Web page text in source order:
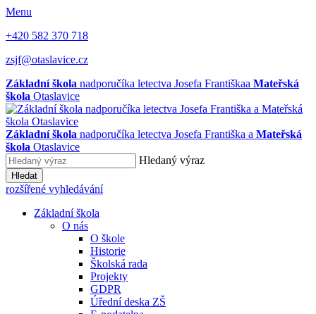
Menu
+420 582 370 718
zsjf@otaslavice.cz
Základní škola nadporučíka letectva Josefa Františkaa Mateřská
škola Otaslavice
Základní škola nadporučíka letectva Josefa Františka a Mateřská
škola Otaslavice
Hledaný výraz
Hledat
rozšířené vyhledávání
Základní škola
O nás
O škole
Historie
Školská rada
Projekty
GDPR
Úřední deska ZŠ